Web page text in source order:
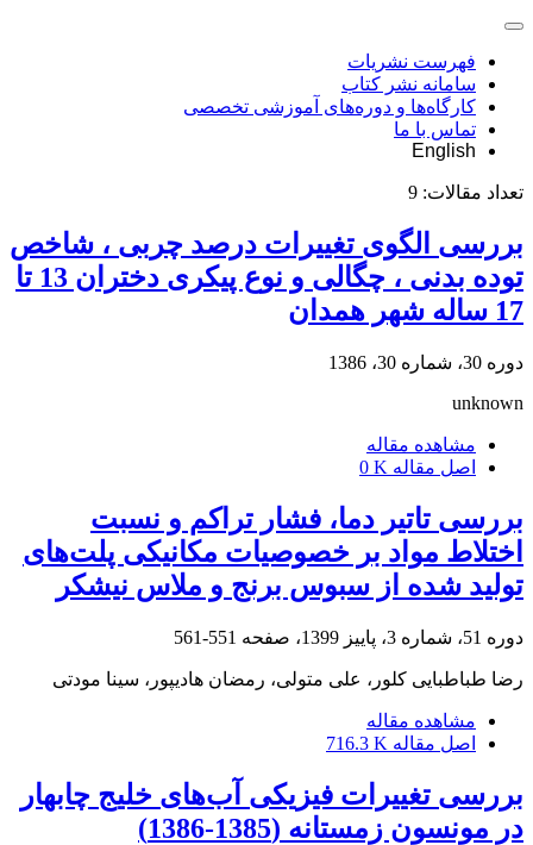
فهرست نشریات
سامانه نشر کتاب
کارگاه‌ها و دوره‌های آموزشی تخصصی
تماس با ما
English
تعداد مقالات: 9
بررسی الگوی تغییرات درصد چربی ، شاخص
توده بدنی ، چگالی و نوع پیکری دختران 13 تا
17 ساله شهر همدان
دوره 30، شماره 30، 1386
unknown
مشاهده مقاله
اصل مقاله 0 K
بررسی تاتیر دما، فشار تراکم و نسبت
اختلاط مواد بر خصوصیات مکانیکی پلت‌های
تولید شده از سبوس برنج و ملاس نیشکر
دوره 51، شماره 3، پاییز 1399، صفحه 551-561
رضا طباطبایی کلور، علی متولی، رمضان هادیپور، سینا مودتی
مشاهده مقاله
اصل مقاله 716.3 K
بررسی تغییرات فیزیکی آب‌های خلیج چابهار
در مونسون زمستانه (1385-1386)